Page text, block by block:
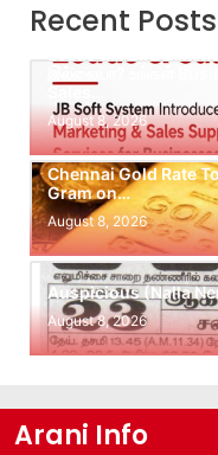
Recent
இல்லையா? உங்கள்
Sales…
August 8, 2026
Chennai Gold Rate
Gram on…
August 8, 2026
Auspicious (Nalla
August 8, 2026
Arani Info